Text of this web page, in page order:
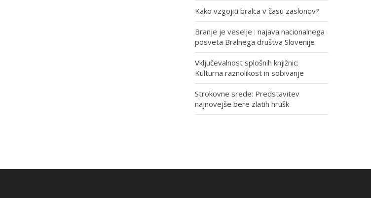
Kako vzgojiti bralca v času zaslonov?
Branje je veselje : najava nacionalnega
posveta Bralnega društva Slovenije
Vključevalnost splošnih knjižnic:
Kulturna raznolikost in sobivanje
Strokovne srede: Predstavitev
najnovejše bere zlatih hrušk